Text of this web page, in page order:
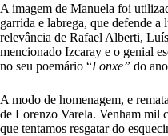
A imagem de Manuela foi
garrida e labrega, que defende
relevância de Rafael Alberti,
mencionado Izcaray e o genial
no seu poemário “Lonxe” do
A modo de homenagem, e
de Lorenzo Varela. Venham mil
que tentamos resgatar do